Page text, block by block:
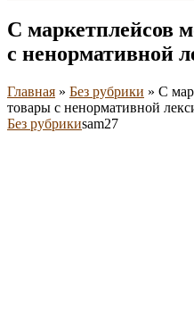
С маркетплейсов
с ненормативной
Главная » Без рубрики » С
товары с ненормативной
Без рубрикиsam27